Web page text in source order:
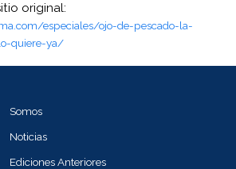
original:
especiales/ojo-de-pescado-la-
quiere-ya/
Somos
Noticias
Ediciones Anteriores